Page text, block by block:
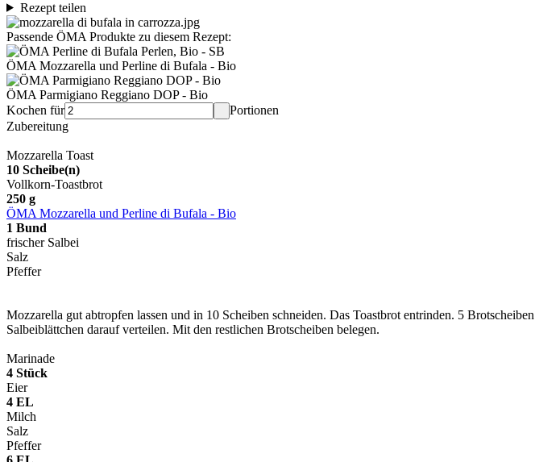
Rezept teilen
Passende ÖMA Produkte zu diesem Rezept:
ÖMA Mozzarella und Perline di Bufala - Bio
ÖMA Parmigiano Reggiano DOP - Bio
Kochen für
Portionen
Zubereitung
Mozzarella Toast
10 Scheibe(n)
Vollkorn-Toastbrot
250 g
ÖMA Mozzarella und Perline di Bufala - Bio
1 Bund
frischer Salbei
Salz
Pfeffer
Mozzarella gut abtropfen lassen und in 10 Scheiben schneiden. Das Toastbrot entrinden. 5
Salbeiblättchen darauf verteilen. Mit den restlichen Brotscheiben belegen.
Marinade
4 Stück
Eier
4 EL
Milch
Salz
Pfeffer